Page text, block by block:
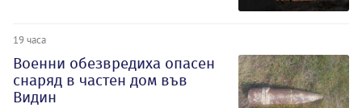
19 часа
Военни обезвредиха опасен
снаряд в частен дом във
Видин